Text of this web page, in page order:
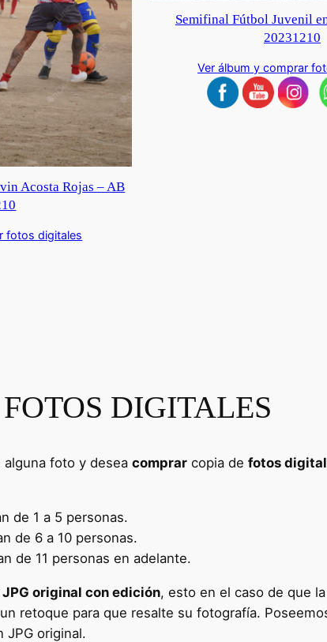
Acosta Rojas – AB
fotos digitales
Semifinal Fútbol Juvenil
20231210
Ver álbum y comprar
DIGITALES
foto y desea comprar copia de fotos
de 1 a 5 personas.
de 6 a 10 personas.
de 11 personas en adelante.
JPG original con edición, esto en el caso de que
retoque para que resalte su fotografía.
JPG original.